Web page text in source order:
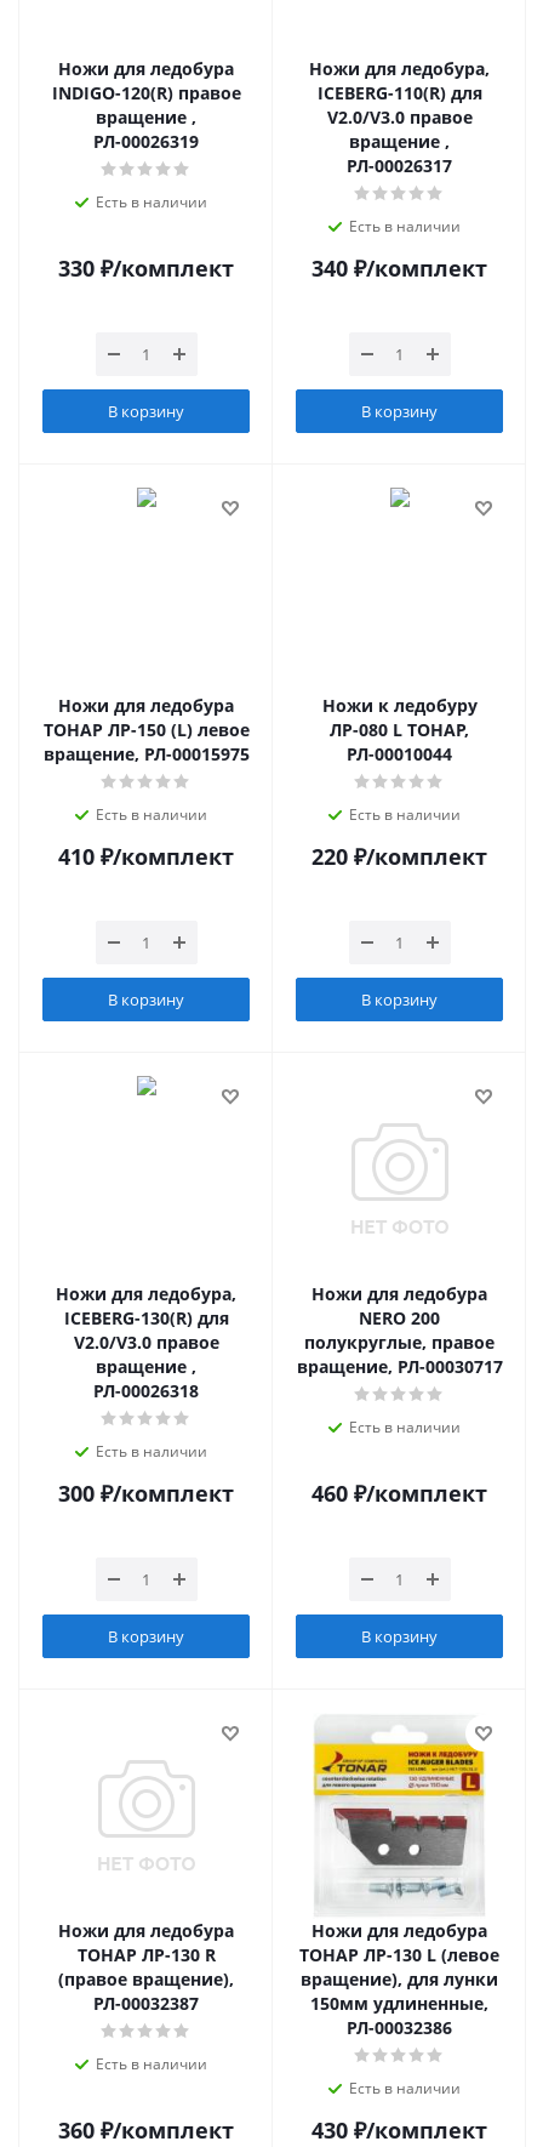
Ножи для ледобура
INDIGO-120(R) правое
вращение ,
РЛ-00026319
Есть в наличии
330 ₽/комплект
В корзину
Ножи для ледобура,
ICEBERG-110(R) для
V2.0/V3.0 правое
вращение ,
РЛ-00026317
Есть в наличии
340 ₽/комплект
В корзину
Ножи для ледобура
ТОНАР ЛР-150 (L) левое
вращение, РЛ-00015975
Есть в наличии
410 ₽/комплект
В корзину
Ножи к ледобуру
ЛР-080 L ТОНАР,
РЛ-00010044
Есть в наличии
220 ₽/комплект
В корзину
Ножи для ледобура,
ICEBERG-130(R) для
V2.0/V3.0 правое
вращение ,
РЛ-00026318
Есть в наличии
300 ₽/комплект
В корзину
Ножи для ледобура
NERO 200
полукруглые, правое
вращение, РЛ-00030717
Есть в наличии
460 ₽/комплект
В корзину
Ножи для ледобура
ТОНАР ЛР-130 R
(правое вращение),
РЛ-00032387
Есть в наличии
360 ₽/комплект
Ножи для ледобура
ТОНАР ЛР-130 L (левое
вращение), для лунки
150мм удлиненные,
РЛ-00032386
Есть в наличии
430 ₽/комплект